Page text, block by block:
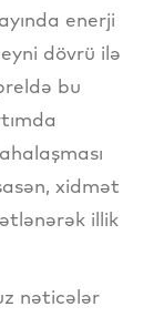
enerji
dövrü ilə
bu
xidmət
illik
nəticələr